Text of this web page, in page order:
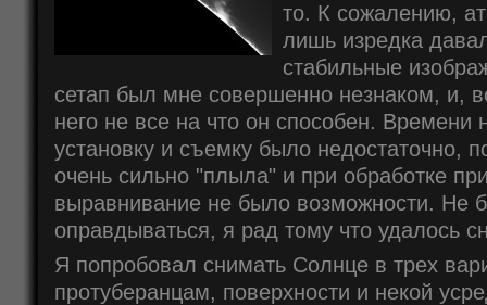
то. К сожалению,
лишь изредка
стабильные
сетап был мне совершенно незнаком, и,
него не все на что он способен. Времени
установку и съемку было недостаточно,
очень сильно "плыла" и при обработке
выравнивание не было возможности. Не
оправдываться, я рад тому что удалось
Я попробовал снимать Солнце в трех
протуберанцам, поверхности и некой